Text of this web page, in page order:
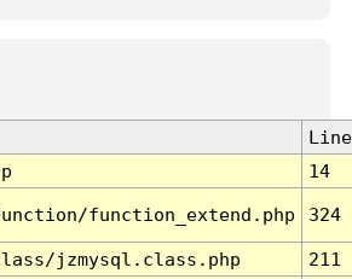
Line
14
function_extend.php 324
jzmysql.class.php
211